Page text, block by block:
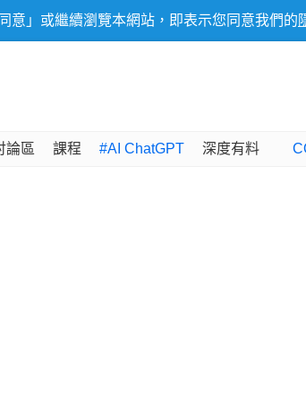
意」或繼續瀏覽本網站，即表示您同意我們的
論區 課程 #AI ChatGPT 深度有料